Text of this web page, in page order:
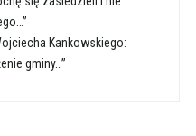
Kankowskiego:
gminy…”